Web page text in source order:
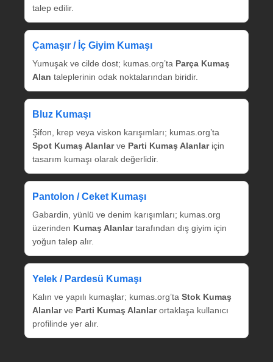
talep edilir.
Çamaşır / İç Giyim Kumaşı
Yumuşak ve cilde dost; kumas.org’ta Parça Kumaş
Alan taleplerinin odak noktalarından biridir.
Bluz Kumaşı
Şifon, krep veya viskon karışımları; kumas.org’ta
Spot Kumaş Alanlarve Parti Kumaş Alanlariçin
tasarım kumaşı olarak değerlidir.
Pantolon / Ceket Kumaşı
Gabardin, yünlü ve denim karışımları; kumas.org
üzerinden Kumaş Alanlartarafından dış giyim için
yoğun talep alır.
Yelek / Pardesü Kumaşı
Kalın ve yapılı kumaşlar; kumas.org’ta Stok Kumaş
Alanlarve Parti Kumaş Alanlarortaklaşa kullanıcı
profilinde yer alır.